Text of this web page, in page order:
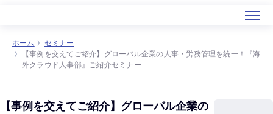
ホーム
セミナー
【事例を交えてご紹介】グローバル企業の人事・労務管理を統一！『海
外クラウド人事部』ご紹介セミナー
【事例を交えてご紹介】グローバル企業の